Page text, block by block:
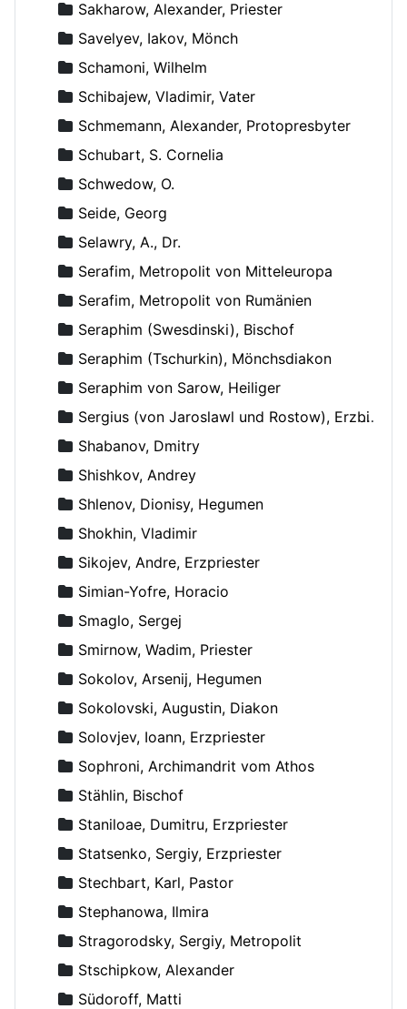
Sakharow, Alexander, Priester
Savelyev, Iakov, Mönch
Schamoni, Wilhelm
Schibajew, Vladimir, Vater
Schmemann, Alexander, Protopresbyter
Schubart, S. Cornelia
Schwedow, O.
Seide, Georg
Selawry, A., Dr.
Serafim, Metropolit von Mitteleuropa
Serafim, Metropolit von Rumänien
Seraphim (Swesdinski), Bischof
Seraphim (Tschurkin), Mönchsdiakon
Seraphim von Sarow, Heiliger
Sergius (von Jaroslawl und Rostow), Erzbischof
Shabanov, Dmitry
Shishkov, Andrey
Shlenov, Dionisy, Hegumen
Shokhin, Vladimir
Sikojev, Andre, Erzpriester
Simian-Yofre, Horacio
Smaglo, Sergej
Smirnow, Wadim, Priester
Sokolov, Arsenij, Hegumen
Sokolovski, Augustin, Diakon
Solovjev, Ioann, Erzpriester
Sophroni, Archimandrit vom Athos
Stählin, Bischof
Staniloae, Dumitru, Erzpriester
Statsenko, Sergiy, Erzpriester
Stechbart, Karl, Pastor
Stephanowa, Ilmira
Stragorodsky, Sergiy, Metropolit
Stschipkow, Alexander
Südoroff, Matti